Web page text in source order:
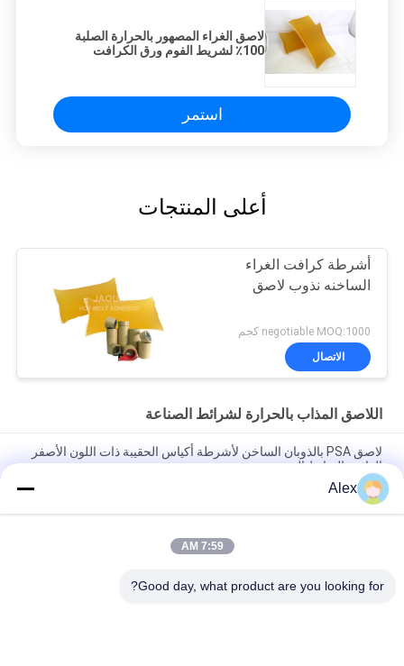
لاصق الغراء المصهور بالحرارة الصلبة
100٪ لشريط الفوم ورق الكرافت
استمر
أعلى المنتجات
أشرطة كرافت الغراء
الساخنه نذوب لاصق
negotiable MOQ:1000 كجم
الاتصال
اللاصق المذاب بالحرارة لشرائط الصناعة
لاصق PSA بالذوبان الساخن لأشرطة أكياس الحقيبة ذات اللون الأصفر
الفاتح والترابط الجيد
اللاصق المذاب بالحرارة حساس للضغط باللون الأصفر الخفيف
لتطبيقات الأشرطة الصناعية
Alex
7:59 AM
Good day, what product are you looking for?